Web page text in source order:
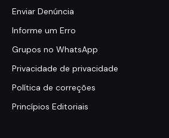
Enviar Denúncia
Informe um Erro
Grupos no WhatsApp
Privacidade de privacidade
Política de correções
Princípios Editoriais